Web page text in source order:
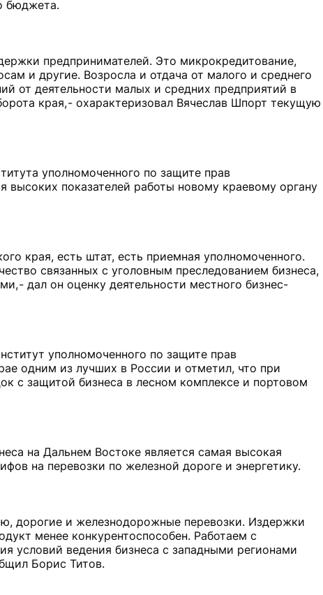
бюджета.
предпринимателей. Это микрокредитование,
и другие. Возросла и отдача от малого и среднего
от деятельности малых и средних предприятий в
края, - охарактеризовал Вячеслав Шпорт текущую
уполномоченного по защите прав
высоких показателей работы новому краевому органу
края, есть штат, есть приемная уполномоченного.
связанных с уголовным преследованием бизнеса,
- дал он оценку деятельности местного бизнес-
уполномоченного по защите прав
одним из лучших в России и отметил, что при
с защитой бизнеса в лесном комплексе и портовом
на Дальнем Востоке является самая высокая
на перевозки по железной дороге и энергетику.
дорогие и железнодорожные перевозки. Издержки
менее конкурентоспособен. Работаем с
условий ведения бизнеса с западными регионами
Борис Титов.